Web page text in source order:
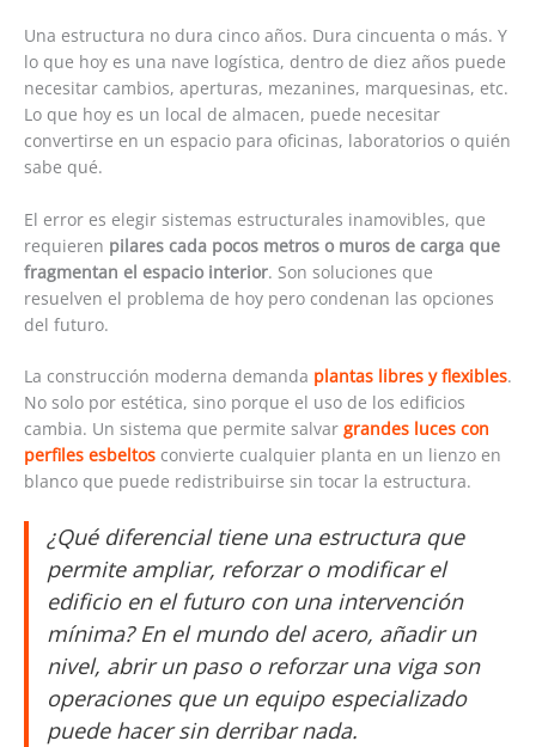
Una estructura no dura cinco años. Dura cincuenta o más. Y
lo que hoy es una nave logística, dentro de diez años puede
necesitar cambios, aperturas, mezanines, marquesinas, etc.
Lo que hoy es un local de almacen, puede necesitar
convertirse en un espacio para oficinas, laboratorios o quién
sabe qué.
El error es elegir sistemas estructurales inamovibles, que
requieren pilares cada pocos metros o muros de carga que
fragmentan el espacio interior. Son soluciones que
resuelven el problema de hoy pero condenan las opciones
del futuro.
La construcción moderna demanda plantas libres y flexibles.
No solo por estética, sino porque el uso de los edificios
cambia. Un sistema que permite salvar grandes luces con
perfiles esbeltos convierte cualquier planta en un lienzo en
blanco que puede redistribuirse sin tocar la estructura.
¿Qué diferencial tiene una estructura que
permite ampliar, reforzar o modificar el
edificio en el futuro con una intervención
mínima? En el mundo del acero, añadir un
nivel, abrir un paso o reforzar una viga son
operaciones que un equipo especializado
puede hacer sin derribar nada.